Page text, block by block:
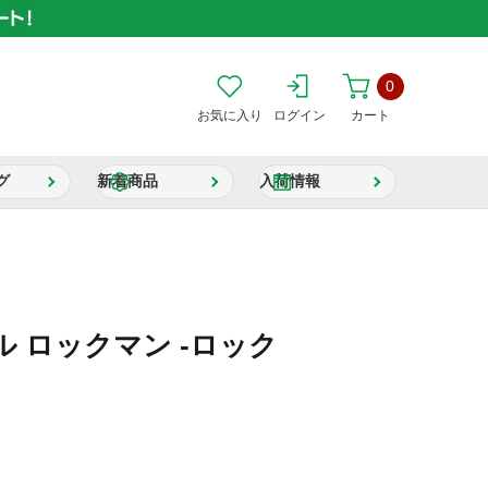
お気に入り ログイン カート
0
新着商品 入荷情報
ロックマン -ロック